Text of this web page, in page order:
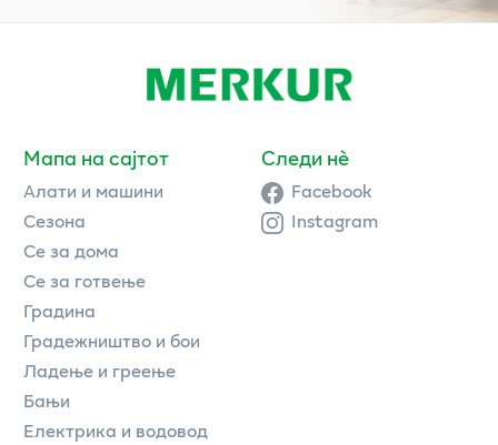
Мапа на сајтот
Алати и машини
Сезона
Се за дома
Се за готвење
Градина
Градежништво и бои
Ладење и греење
Бањи
Електрика и водовод
Следи нè
Facebook
Instagram